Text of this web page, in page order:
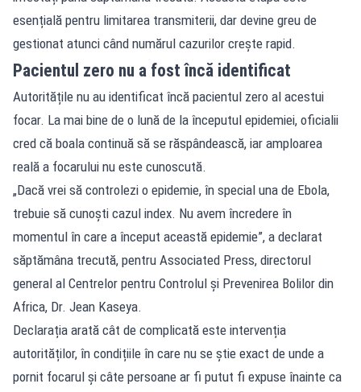
esențială pentru limitarea transmiterii, dar devine greu de
gestionat atunci când numărul cazurilor crește rapid.
Pacientul zero nu a fost încă identificat
Autoritățile nu au identificat încă pacientul zero al acestui
focar. La mai bine de o lună de la începutul epidemiei, oficialii
cred că boala continuă să se răspândească, iar amploarea
reală a focarului nu este cunoscută.
„Dacă vrei să controlezi o epidemie, în special una de Ebola,
trebuie să cunoști cazul index. Nu avem încredere în
momentul în care a început această epidemie”, a declarat
săptămâna trecută, pentru Associated Press, directorul
general al Centrelor pentru Controlul și Prevenirea Bolilor din
Africa, Dr. Jean Kaseya.
Declarația arată cât de complicată este intervenția
autorităților, în condițiile în care nu se știe exact de unde a
pornit focarul și câte persoane ar fi putut fi expuse înainte ca